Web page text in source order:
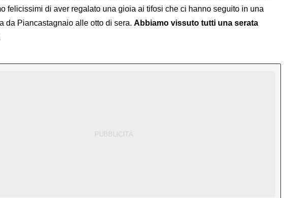
felicissimi di aver regalato una gioia ai tifosi che ci hanno seguito in una
da Piancastagnaio alle otto di sera. Abbiamo vissuto tutti una serata